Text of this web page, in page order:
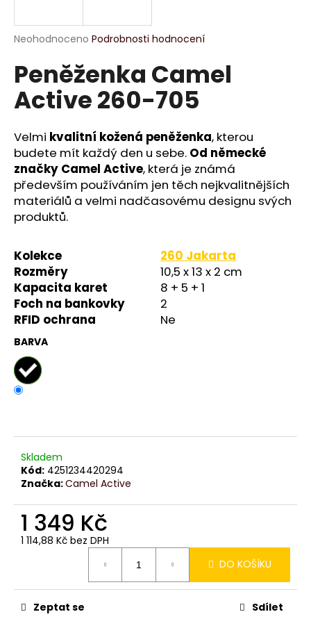
Průměrné
produktu
je
0,0
z
hvězdiček.
Neohodnoceno Podrobnosti hodnocení
Peněženka Camel
Active 260-705
Velmi kvalitní kožená peněženka, kterou
budete mít každý den u sebe. Od německé
značky Camel Active, která je známá
především používáním jen těch nejkvalitnějších
materiálů a velmi nadčasovému designu svých
produktů.
Kolekce
260 Jakarta
Rozměry
10,5 x 13 x 2 cm
Kapacita karet
8 + 5 + 1
Foch na bankovky
2
RFID ochrana
Ne
BARVA
Skladem
Kód: 4251234420294
Značka:Camel Active
1 349 Kč
1 114,88 Kč bez DPH
DO KOŠÍKU
Zeptat se Sdílet
j
t
?
HLEDAT
D
p
o
r
u
č
u
j
e
m
e